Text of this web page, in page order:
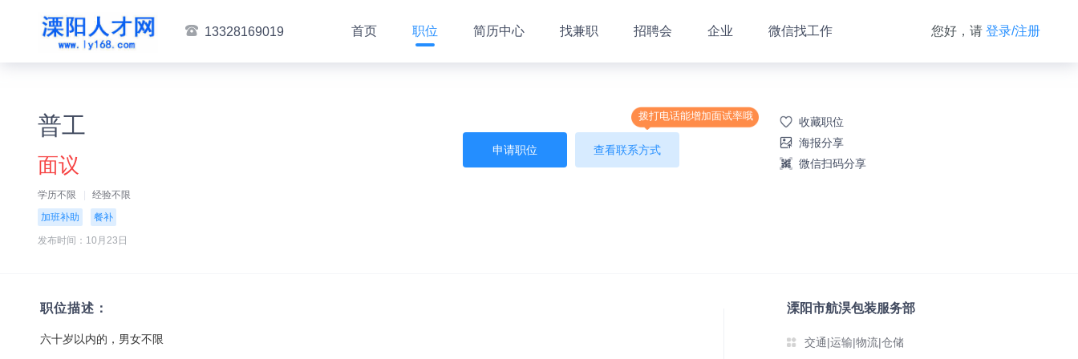
13328169019 首页 职位 简历中心 找兼职 招聘会 企业 微信找工作 您好，请 登录/注册
普工
面议
学历不限
经验不限
加班补助
餐补
发布时间：10月23日
收藏职位
海报分享
微信扫码分享
拨打电话能增加面试率哦
申请职位 查看联系方式
职位描述：
六十岁以内的，男女不限
溧阳市航淏包装服务部
交通|运输|物流|仓储